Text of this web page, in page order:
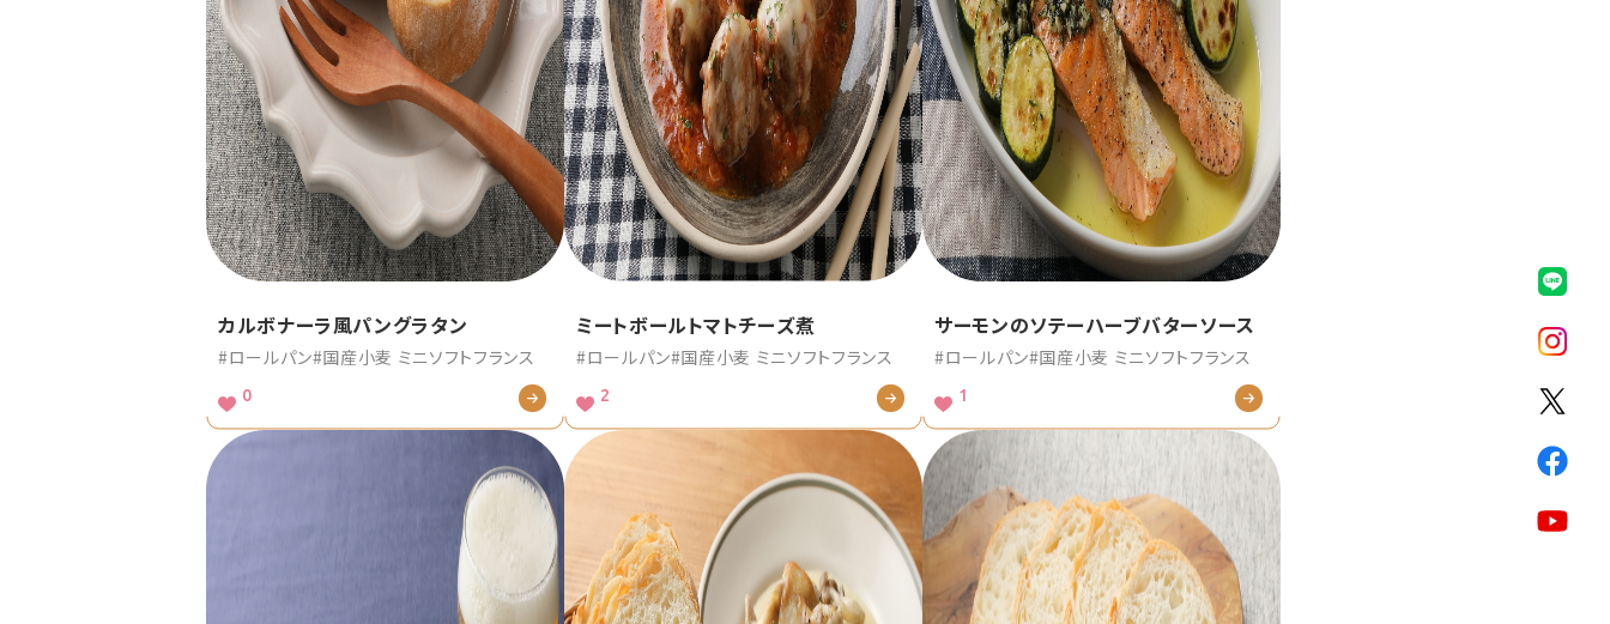
カルボナーラ風パングラタン
#ロールパン#国産小麦 ミニソフトフランス
0
ミートボールトマトチーズ煮
#ロールパン#国産小麦 ミニソフトフランス
2
サーモンのソテーハーブバターソース
#ロールパン#国産小麦 ミニソフトフランス
1